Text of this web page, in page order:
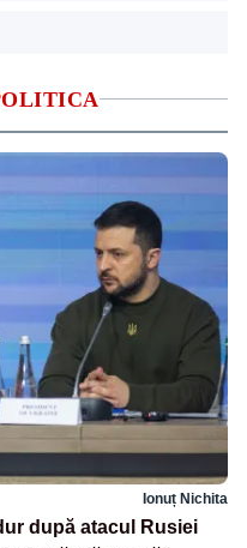
Ionuț Nichita
după atacul Rusiei